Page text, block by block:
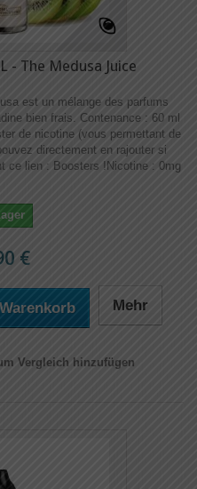
- The Medusa Juice
est un mélange des parfums
bien frais. Contenance : 60 ml
de nicotine (vous permettant de
directement en rajouter si
ce lien : Boosters !​​ Nicotine : 0mg
€
Mehr
Vergleich hinzufügen